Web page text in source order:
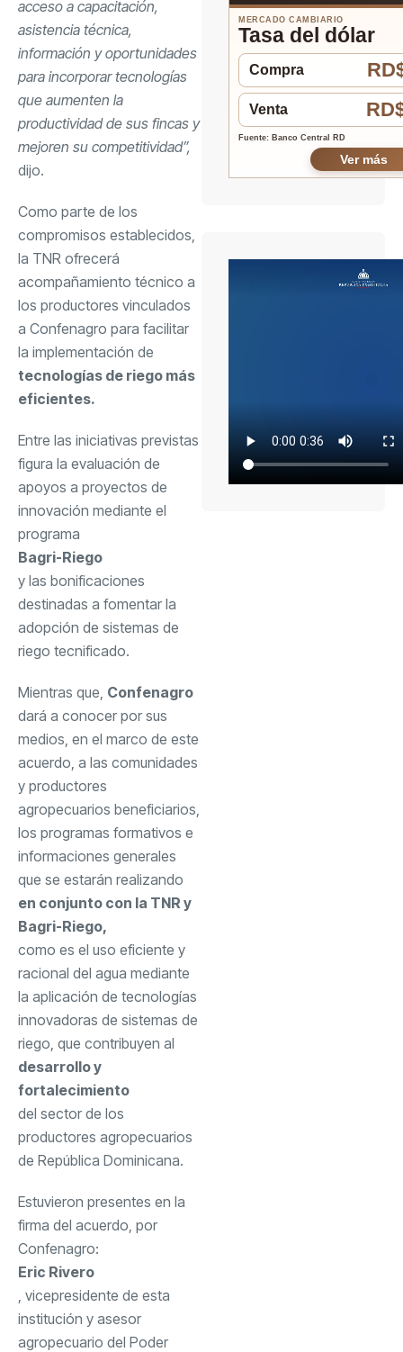
acceso a capacitación,
asistencia técnica,
información y oportunidades
para incorporar tecnologías
que aumenten la
productividad de sus fincas y
mejoren su competitividad”,
dijo.
Como parte de los
compromisos establecidos,
la TNR ofrecerá
acompañamiento técnico a
los productores vinculados
a Confenagro para facilitar
la implementación de
tecnologías de riego más
eficientes.
Entre las iniciativas previstas
figura la evaluación de
apoyos a proyectos de
innovación mediante el
programa
Bagri-Riego
y las bonificaciones
destinadas a fomentar la
adopción de sistemas de
riego tecnificado.
Mientras que, Confenagro
dará a conocer por sus
medios, en el marco de este
acuerdo, a las comunidades
y productores
agropecuarios beneficiarios,
los programas formativos e
informaciones generales
que se estarán realizando
en conjunto con la TNR y
Bagri-Riego,
como es el uso eficiente y
racional del agua mediante
la aplicación de tecnologías
innovadoras de sistemas de
riego, que contribuyen al
desarrollo y
fortalecimiento
del sector de los
productores agropecuarios
de República Dominicana.
Estuvieron presentes en la
firma del acuerdo, por
Confenagro:
Eric Rivero
, vicepresidente de esta
institución y asesor
agropecuario del Poder
MERCADO CAMBIARIO
Tasa del dólar
Compra
Venta
Fuente: Banco Central RD
Ver más